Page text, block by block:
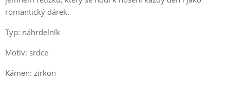
romantický dárek.
Typ: náhrdelník
Motiv: srdce
Kámen: zirkon